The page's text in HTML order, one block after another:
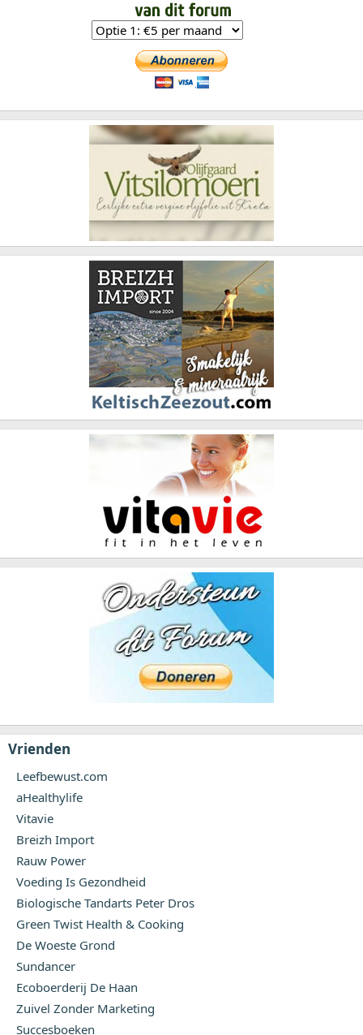
Vrienden
Leefbewust.com
aHealthylife
Vitavie
Breizh Import
Rauw Power
Voeding Is Gezondheid
Biologische Tandarts Peter Dros
Green Twist Health & Cooking
De Woeste Grond
Sundancer
Ecoboerderij De Haan
Zuivel Zonder Marketing
Succesboeken